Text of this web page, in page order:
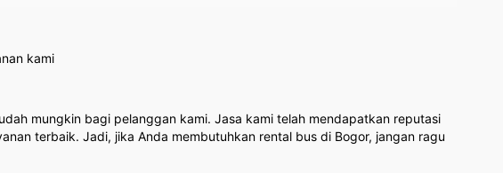
kami
mungkin bagi pelanggan kami. Jasa kami telah mendapatkan reputasi
terbaik. Jadi, jika Anda membutuhkan rental bus di Bogor, jangan ragu